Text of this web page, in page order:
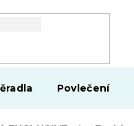
Povlečení